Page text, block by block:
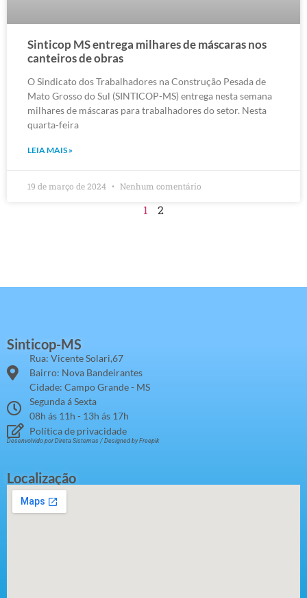
Sinticop MS entrega milhares de máscaras nos
canteiros de obras
O Sindicato dos Trabalhadores na Construção Pesada de
Mato Grosso do Sul (SINTICOP-MS) entrega nesta semana
milhares de máscaras para trabalhadores do setor. Nesta
quarta-feira
LEIA MAIS »
19 de março de 2024 Nenhum comentário
1 2
Sinticop-MS
Rua: Vicente Solari,67
Bairro: Nova Bandeirantes
Cidade: Campo Grande - MS
Segunda á Sexta
08h ás 11h - 13h ás 17h
Política de privacidade
Desenvolvido por Direta Sistemas / Designed by Freepik
Localização